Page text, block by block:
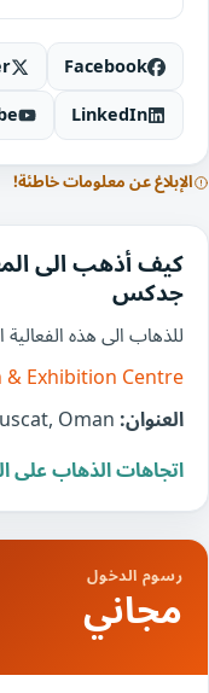
Facebook
LinkedIn
الإبلاغ عن معلومات خاطئة!
كيف أذهب الى
جدكس
للذهاب الى هذه
Exhibition Centre
العنوان:
اتجاهات الذهاب على
رسوم الدخول
مجاني